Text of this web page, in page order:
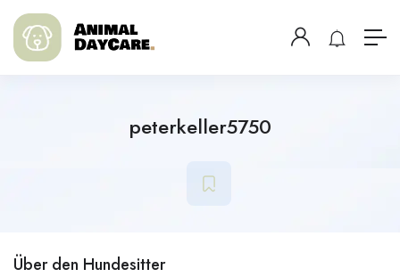
peterkeller5750
Über den Hundesitter